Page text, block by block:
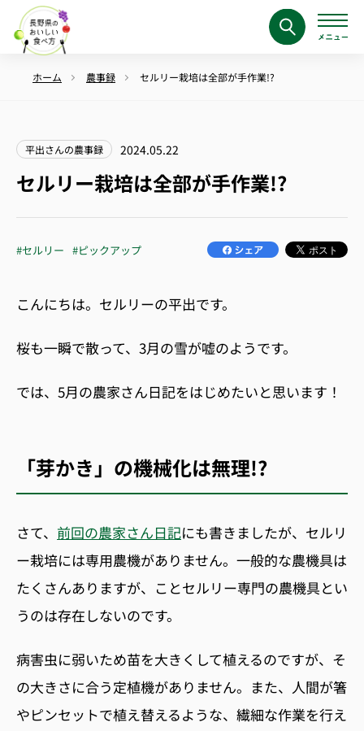
ホーム 農事録 セルリー栽培は全部が手作業!?
平出さんの農事録 2024.05.22
セルリー栽培は全部が手作業!?
#セルリー #ピックアップ
こんにちは。セルリーの平出です。
桜も一瞬で散って、3月の雪が嘘のようです。
では、5月の農家さん日記をはじめたいと思います！
「芽かき」の機械化は無理!?
さて、 前回の農家さん日記にも書きましたが、セルリ
ー栽培には専用農機がありません。一般的な農機具は
たくさんありますが、ことセルリー専門の農機具とい
うのは存在しないのです。
病害虫に弱いため苗を大きくして植えるのですが、そ
の大きさに合う定植機がありません。また、人間が箸
やピンセットで植え替えるような、繊細な作業を行え